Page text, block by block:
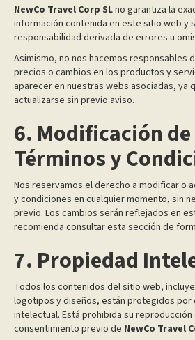
NewCo Travel Corp SLno garantiza la
información contenida en este sitio web y
responsabilidad derivada de errores u
Asimismo, no nos hacemos responsables
precios o cambios en los productos y
aparecer en nuestras webs asociadas, ya
actualizarse sin previo aviso.
6. Modificación
Términos y
Nos reservamos el derecho a modificar o
y condiciones en cualquier momento, sin
previo. Los cambios serán reflejados en
recomienda consultar esta sección de
7. Propiedad
Todos los contenidos del sitio web,
logotipos y diseños, están protegidos
intelectual. Está prohibida su
consentimiento previo de NewCo Travel